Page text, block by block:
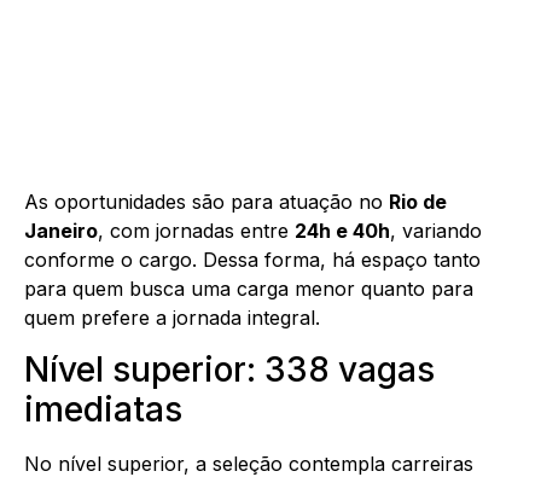
As oportunidades são para atuação no Rio de
Janeiro, com jornadas entre 24h e 40h, variando
conforme o cargo. Dessa forma, há espaço tanto
para quem busca uma carga menor quanto para
quem prefere a jornada integral.
Nível superior: 338 vagas
imediatas
No nível superior, a seleção contempla carreiras